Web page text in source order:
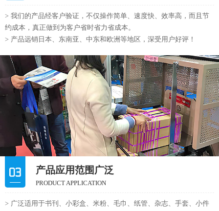
> 我们的产品经客户验证，不仅操作简单、速度快、效率高，而且节
约成本，真正做到为客户省时省力省成本。
> 产品远销日本、东南亚、中东和欧洲等地区，深受用户好评！
产品应用范围广泛
PRODUCT APPLICATION
> 广泛适用于书刊、小彩盒、米粉、毛巾、纸管、杂志、手套、小件